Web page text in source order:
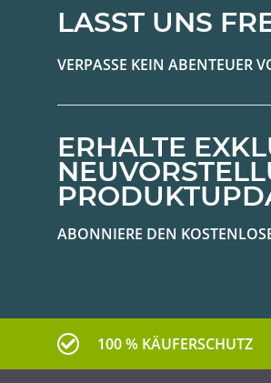
LASST UNS
VERPASSE KEIN ABENTEUER
ERHALTE
ABONNIERE DEN
100 % KÄUFERSCHUTZ